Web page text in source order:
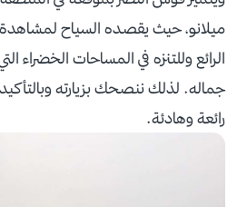
ميلانو، حيث يقصده السياح
الرائع وللتنزه في المساحات الخضراء
جماله. لذلك ننصحك بزيارته
رائعة وهادئة.